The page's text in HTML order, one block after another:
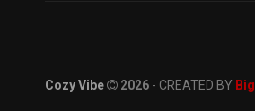
Cozy Vibe 2026 - CREATED BY Big